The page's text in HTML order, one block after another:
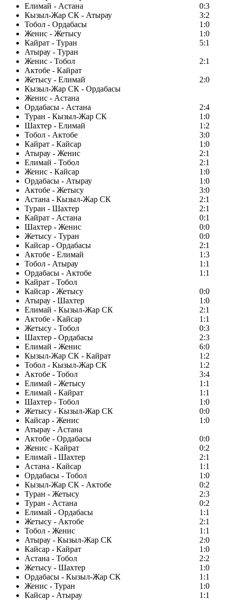
Елимай - Астана
0:3
Кызыл-Жар СК - Атырау
3:2
Тобол - Ордабасы
1:0
Женис - Жетысу
1:0
Кайрат - Туран
5:1
Атырау - Туран
Женис - Тобол
2:1
Актобе - Кайрат
Жетысу - Елимай
2:0
Кызыл-Жар СК - Ордабасы
Женис - Астана
Ордабасы - Астана
2:4
Туран - Кызыл-Жар СК
1:0
Шахтер - Елимай
1:2
Тобол - Актобе
3:0
Кайрат - Кайсар
1:0
Атырау - Женис
2:1
Елимай - Тобол
2:1
Женис - Кайсар
1:0
Ордабасы - Атырау
1:0
Актобе - Жетысу
3:0
Астана - Кызыл-Жар СК
2:1
Туран - Шахтер
2:1
Кайрат - Астана
0:1
Шахтер - Женис
0:0
Жетысу - Туран
0:0
Кайсар - Ордабасы
2:1
Актобе - Елимай
1:3
Тобол - Атырау
1:1
Ордабасы - Актобе
1:1
Кайрат - Тобол
Кайсар - Жетысу
0:0
Атырау - Шахтер
1:0
Елимай - Кызыл-Жар СК
2:1
Актобе - Кайсар
1:1
Жетысу - Тобол
0:3
Шахтер - Ордабасы
2:3
Елимай - Женис
6:0
Кызыл-Жар СК - Кайрат
1:2
Тобол - Кызыл-Жар СК
1:2
Актобе - Тобол
3:4
Елимай - Жетысу
1:1
Елимай - Кайрат
1:1
Шахтер - Тобол
1:0
Жетысу - Кызыл-Жар СК
0:0
Кайсар - Женис
1:0
Атырау - Астана
Актобе - Ордабасы
0:0
Женис - Кайрат
0:2
Елимай - Шахтер
2:1
Астана - Кайсар
1:1
Ордабасы - Тобол
1:0
Кызыл-Жар СК - Актобе
0:2
Туран - Жетысу
2:3
Туран - Астана
0:2
Елимай - Ордабасы
1:1
Жетысу - Актобе
2:1
Тобол - Женис
1:1
Атырау - Кызыл-Жар СК
2:0
Кайсар - Кайрат
1:0
Астана - Тобол
2:2
Жетысу - Шахтер
1:0
Ордабасы - Кызыл-Жар СК
1:1
Женис - Туран
1:0
Кайсар - Атырау
1:1